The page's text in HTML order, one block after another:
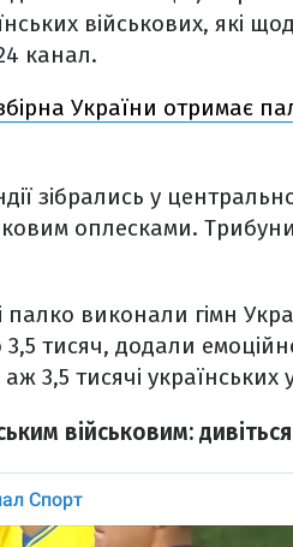
військових, які
канал.
України отримає
зібрались у
оплесками.
палко виконали гімн
тисяч, додали
3,5 тисячі
військовим: